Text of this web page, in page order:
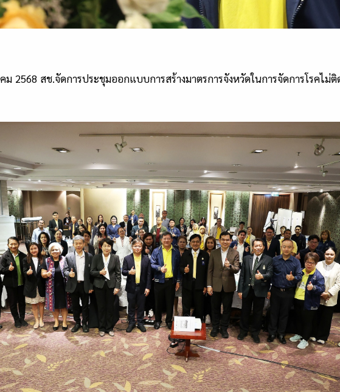
2568 สช.จัดการประชุมออกแบบการสร้างมาตรการจังหวัดในการจัดการโรคไม่